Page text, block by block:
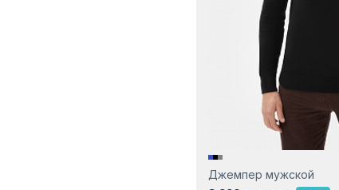
Джемпер мужской